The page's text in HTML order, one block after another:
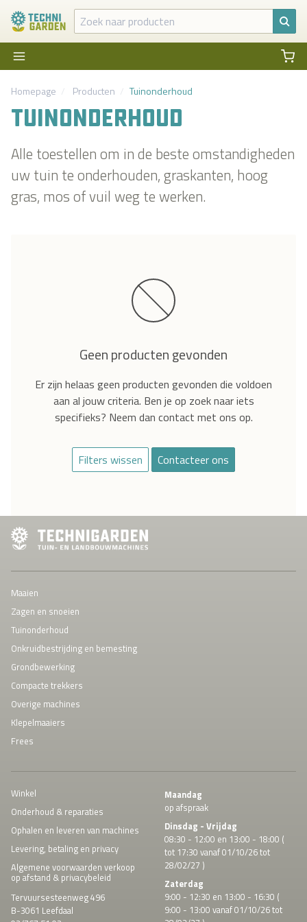
Homepage Producten Tuinonderhoud
TUINONDERHOUD
Alle toestellen om in de beste omstandigheden
uw tuin te onderhouden, graskanten, hoog
gras, mos of vuil weg te werken.
Geen producten gevonden
Er zijn helaas geen producten gevonden die voldoen
aan al jouw criteria. Ben je op zoek naar iets
specifieks? Neem dan contact met ons op.
Filters wissen Contacteer ons
Maaien
Zagen en snoeien
Tuinonderhoud
Onkruidbestrijding en bemesting
Grondbewerking
Compacte trekkers
Overige machines
Klepelmaaiers
Frees
Winkel
Onderhoud & reparaties
Ophalen en leveren van machines
Levering, betaling en privacy
Algemene voorwaarden verkoop
op afstand & privacybeleid
Tervuursesteenweg 496
B-3061 Leefdaal
Maandag
op afspraak
Dinsdag - Vrijdag
08:30 - 12:00 en 13:00 - 18:00 (
tot 17:30 vanaf 01/10/26 tot
28/02/27 )
Zaterdag
9:00 - 12:30 en 13:00 - 16:30 (
9:00 - 13:00 vanaf 01/10/26 tot